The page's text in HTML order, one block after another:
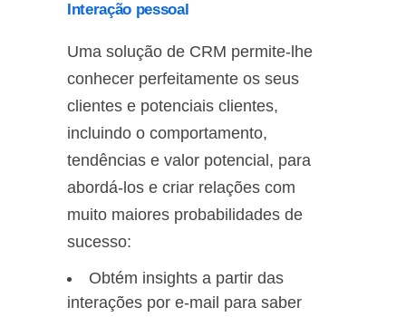
Interação pessoal
Uma solução de CRM permite-lhe
conhecer perfeitamente os seus
clientes e potenciais clientes,
incluindo o comportamento,
tendências e valor potencial, para
abordá-los e criar relações com
muito maiores probabilidades de
sucesso:
Obtém insights a partir das
interações por e-mail para saber